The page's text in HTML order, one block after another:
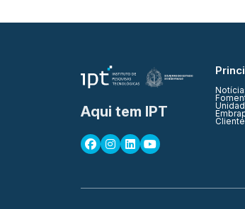
Aqui tem IPT